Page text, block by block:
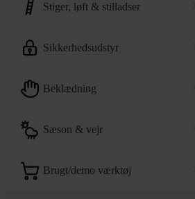
stiger, løft & stilladser
sikkerhedsudstyr
beklædning
sæson & vejr
brugt/demo værktøj